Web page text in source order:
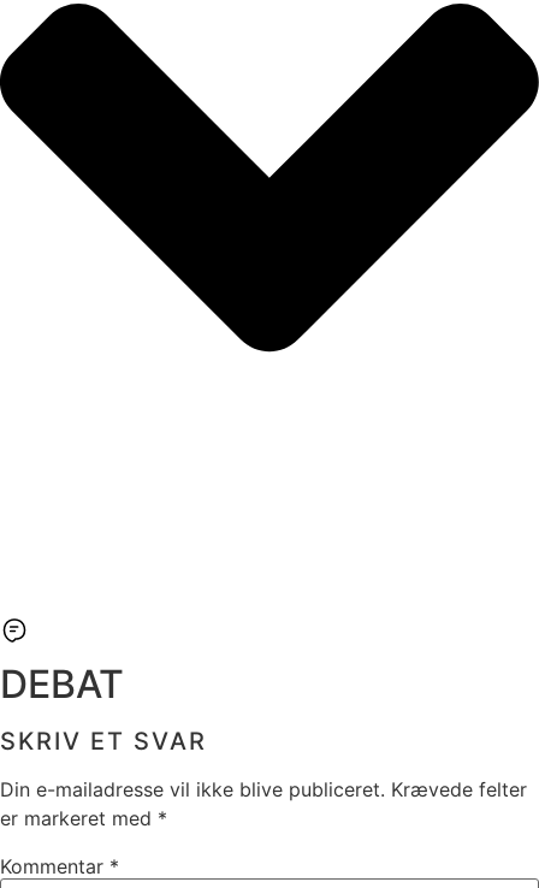
DEBAT
SKRIV ET SVAR
Din e-mailadresse vil ikke blive publiceret. Krævede felter
er markeret med *
Kommentar *